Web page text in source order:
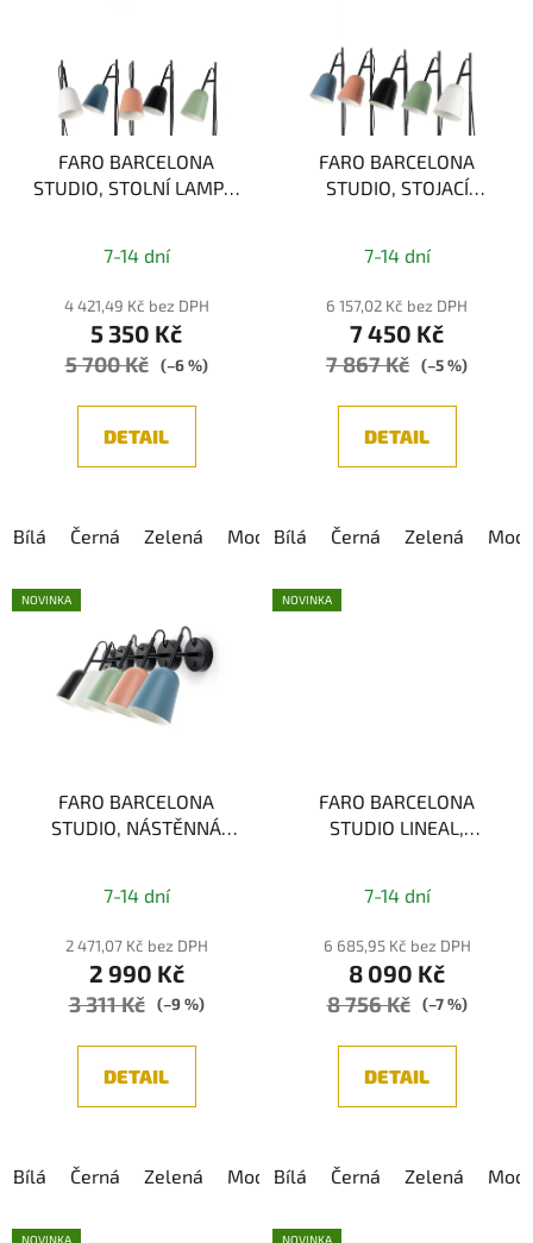
FARO BARCELONA
STUDIO, STOLNÍ LAMPA,
7-14 dní
4 421,49 Kč bez DPH
5 350 Kč
5 700 Kč (–6 %)
DETAIL
Bílá Černá Zelená Modrá Růžová
FARO BARCELONA
STUDIO, STOJACÍ
7-14 dní
6 157,02 Kč bez DPH
7 450 Kč
7 867 Kč (–5 %)
DETAIL
Bílá Černá Zelená
NOVINKA
FARO BARCELONA
STUDIO, NÁSTĚNNÁ
7-14 dní
2 471,07 Kč bez DPH
2 990 Kč
3 311 Kč (–9 %)
DETAIL
Bílá Černá Zelená Modrá Růžová
NOVINKA
FARO BARCELONA
STUDIO LINEAL,
7-14 dní
6 685,95 Kč bez DPH
8 090 Kč
8 756 Kč (–7 %)
DETAIL
Bílá Černá Zelená
NOVINKA NOVINKA